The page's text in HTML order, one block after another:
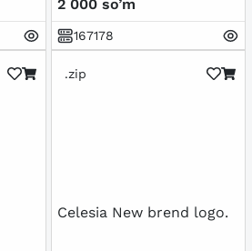
2 000 so’m
167178
.zip
Celesia New brend logo.